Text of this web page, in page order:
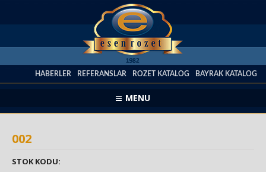
HABERLER REFERANSLAR ROZET KATALOG BAYRAK KATALOG
MENU
002
STOK KODU: